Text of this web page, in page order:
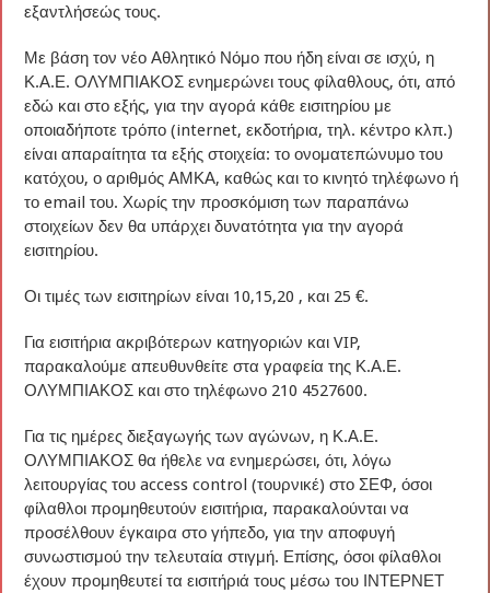
εξαντλήσεώς τους.
Με βάση τον νέο Αθλητικό Νόμο που ήδη είναι σε ισχύ, η
Κ.Α.Ε. ΟΛΥΜΠΙΑΚΟΣ ενημερώνει τους φίλαθλους, ότι, από
εδώ και στο εξής, για την αγορά κάθε εισιτηρίου με
οποιαδήποτε τρόπο (internet, εκδοτήρια, τηλ. κέντρο κλπ.)
είναι απαραίτητα τα εξής στοιχεία: το ονοματεπώνυμο του
κατόχου, ο αριθμός ΑΜΚΑ, καθώς και το κινητό τηλέφωνο ή
το email του. Χωρίς την προσκόμιση των παραπάνω
στοιχείων δεν θα υπάρχει δυνατότητα για την αγορά
εισιτηρίου.
Οι τιμές των εισιτηρίων είναι 10,15,20 , και 25 €.
Για εισιτήρια ακριβότερων κατηγοριών και VIP,
παρακαλούμε απευθυνθείτε στα γραφεία της Κ.Α.Ε.
ΟΛΥΜΠΙΑΚΟΣ και στο τηλέφωνο 210 4527600.
Για τις ημέρες διεξαγωγής των αγώνων, η Κ.Α.Ε.
ΟΛΥΜΠΙΑΚΟΣ θα ήθελε να ενημερώσει, ότι, λόγω
λειτουργίας του access control (τουρνικέ) στο ΣΕΦ, όσοι
φίλαθλοι προμηθευτούν εισιτήρια, παρακαλούνται να
προσέλθουν έγκαιρα στο γήπεδο, για την αποφυγή
συνωστισμού την τελευταία στιγμή. Επίσης, όσοι φίλαθλοι
έχουν προμηθευτεί τα εισιτήριά τους μέσω του ΙΝΤΕΡΝΕΤ